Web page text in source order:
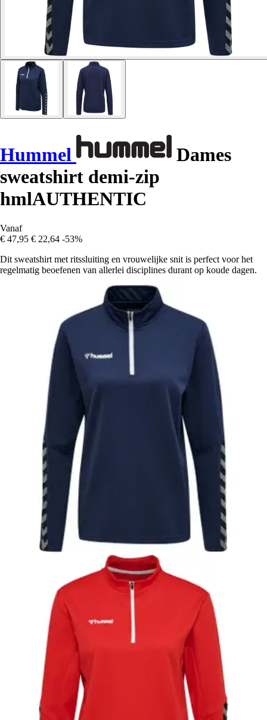
Hummel
Dames
sweatshirt demi-zip
hmlAUTHENTIC
Vanaf
€ 47,95 € 22,64 -53%
Dit sweatshirt met ritssluiting en vrouwelijke snit is perfect voor het
regelmatig beoefenen van allerlei disciplines durant op koude dagen.